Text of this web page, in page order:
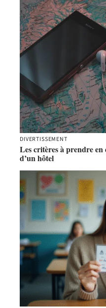
DIVERTISSEMENT
Les critères à prendre
d’un hôtel